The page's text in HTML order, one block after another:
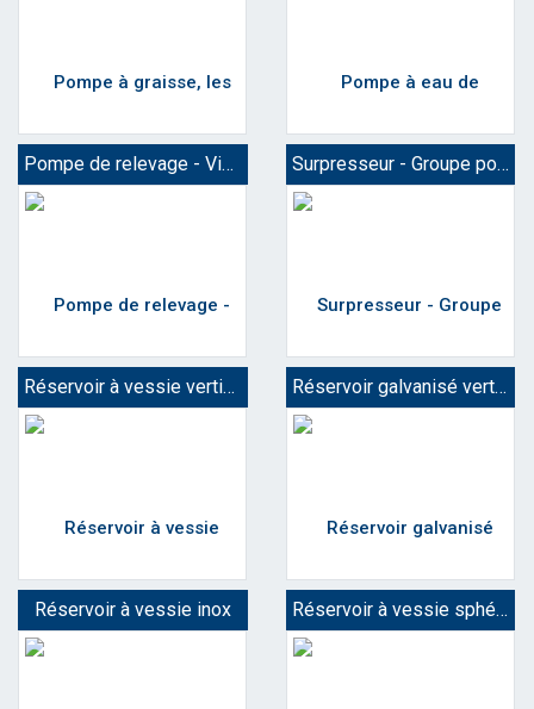
Pompe de relevage - Vide cave Surpresseur - Groupe pompe
Réservoir à vessie vertical Réservoir galvanisé vertical
Réservoir à vessie inox Réservoir à vessie sphérique